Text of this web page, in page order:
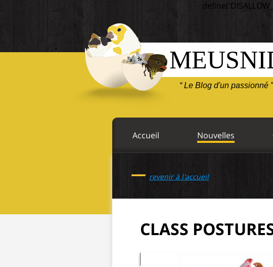
“ Le Blog d'un passionné
Accueil Nouvelles
— revenir à l'accueil
CLASS